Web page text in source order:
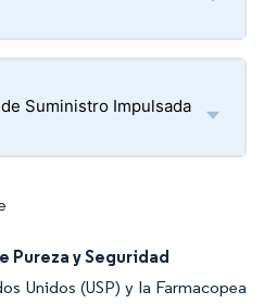
Suministro Impulsada
Pureza y Seguridad
Unidos (USP) y la Farmacopea